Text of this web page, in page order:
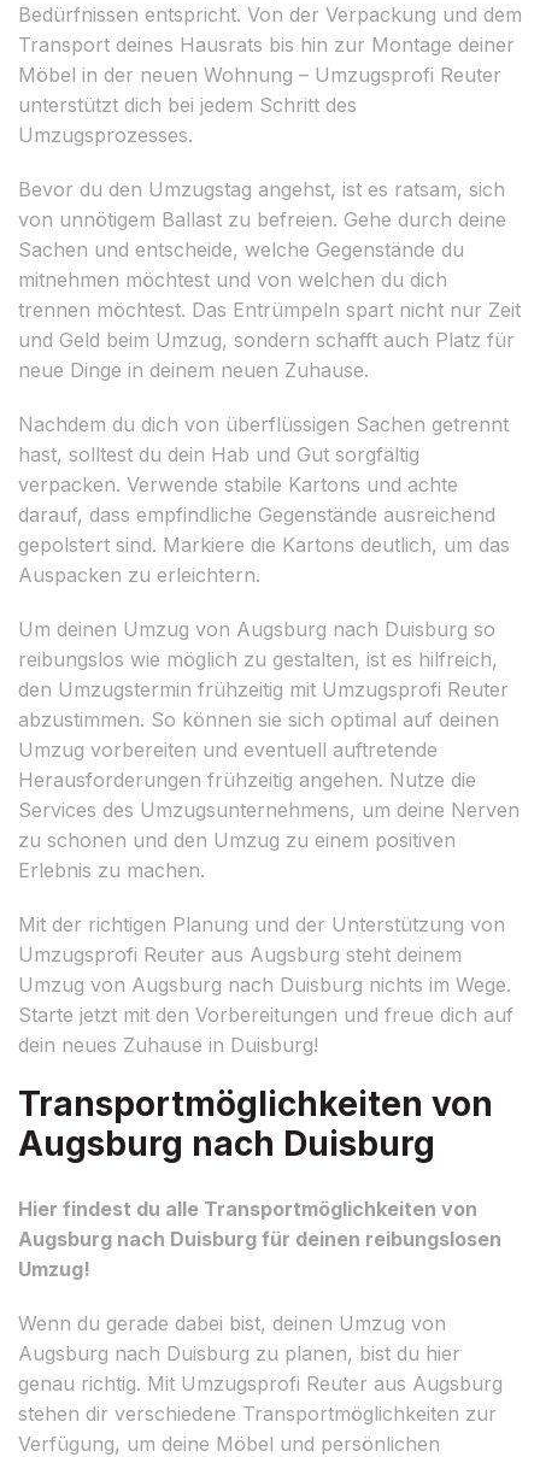
Bedürfnissen entspricht. Von der Verpackung und dem
Transport deines Hausrats bis hin zur Montage deiner
Möbel in der neuen Wohnung – Umzugsprofi Reuter
unterstützt dich bei jedem Schritt des
Umzugsprozesses.
Bevor du den Umzugstag angehst, ist es ratsam, sich
von unnötigem Ballast zu befreien. Gehe durch deine
Sachen und entscheide, welche Gegenstände du
mitnehmen möchtest und von welchen du dich
trennen möchtest. Das Entrümpeln spart nicht nur Zeit
und Geld beim Umzug, sondern schafft auch Platz für
neue Dinge in deinem neuen Zuhause.
Nachdem du dich von überflüssigen Sachen getrennt
hast, solltest du dein Hab und Gut sorgfältig
verpacken. Verwende stabile Kartons und achte
darauf, dass empfindliche Gegenstände ausreichend
gepolstert sind. Markiere die Kartons deutlich, um das
Auspacken zu erleichtern.
Um deinen Umzug von Augsburg nach Duisburg so
reibungslos wie möglich zu gestalten, ist es hilfreich,
den Umzugstermin frühzeitig mit Umzugsprofi Reuter
abzustimmen. So können sie sich optimal auf deinen
Umzug vorbereiten und eventuell auftretende
Herausforderungen frühzeitig angehen. Nutze die
Services des Umzugsunternehmens, um deine Nerven
zu schonen und den Umzug zu einem positiven
Erlebnis zu machen.
Mit der richtigen Planung und der Unterstützung von
Umzugsprofi Reuter aus Augsburg steht deinem
Umzug von Augsburg nach Duisburg nichts im Wege.
Starte jetzt mit den Vorbereitungen und freue dich auf
dein neues Zuhause in Duisburg!
Transportmöglichkeiten von
Augsburg nach Duisburg
Hier findest du alle Transportmöglichkeiten von
Augsburg nach Duisburg für deinen reibungslosen
Umzug!
Wenn du gerade dabei bist, deinen Umzug von
Augsburg nach Duisburg zu planen, bist du hier
genau richtig. Mit Umzugsprofi Reuter aus Augsburg
stehen dir verschiedene Transportmöglichkeiten zur
Verfügung, um deine Möbel und persönlichen